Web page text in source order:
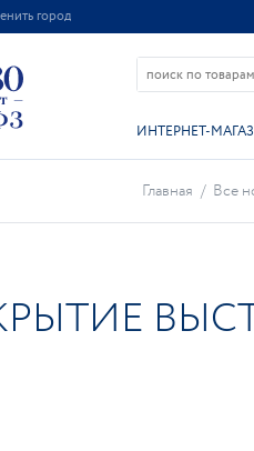
город
Петербург?
ИЗМЕНИТЬ
ИНТЕРНЕТ-
Главная / Все